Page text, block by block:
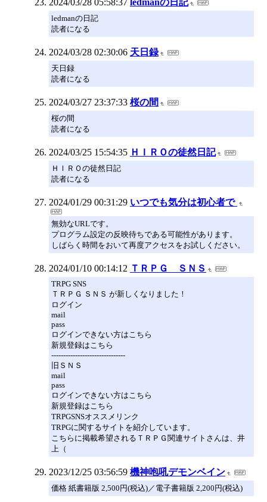
ledmanの日記
読者になる
2024/03/28 02:30:06 天日録
天日録
読者になる
2024/03/27 23:37:33 桜の間
桜の間
読者になる
2024/03/25 15:54:35 ＨＩＲＯの徒然日記
ＨＩＲＯの徒然日記
読者になる
2024/01/29 00:31:29 いつでも気分は初心者で
無効なURLです。
プログラム設定の反映待ちである可能性があります。
しばらく時間をおいて再度アクセスをお試しください。
2024/01/10 00:14:12 ＴＲＰＧ ＳＮＳ
TRPG SNS
ＴＲＰＧ ＳＮＳ が新しくなりました！
ログイン
mail
pass
ログインできない方はこちら
新規登録はこちら
-------------------------------
旧ＳＮＳ
mail
pass
ログインできない方はこちら
新規登録はこちら
TRPGSNSオススメリンク
TRPGに関するサイトを紹介しています。
こちらに掲載希望されるＴＲＰＧ関連サイトさんは、井
上（
2023/12/25 03:56:59 機神咆吼デモンベイン
価格 紙書籍版 2,500円(税込)／電子書籍版 2,200円(税込)